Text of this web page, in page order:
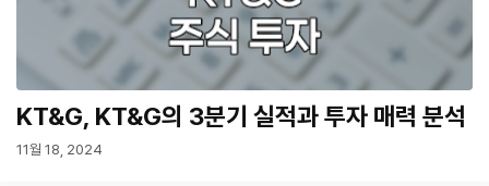
KT&G, KT&G의 3분기 실적과 투자 매력 분석
11월 18, 2024